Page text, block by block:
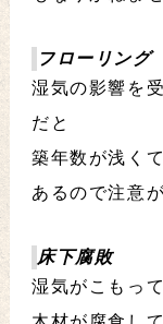
フローリング
湿気の影響を
だと
築年数が浅く
あるので注意
床下腐敗
湿気がこもっ